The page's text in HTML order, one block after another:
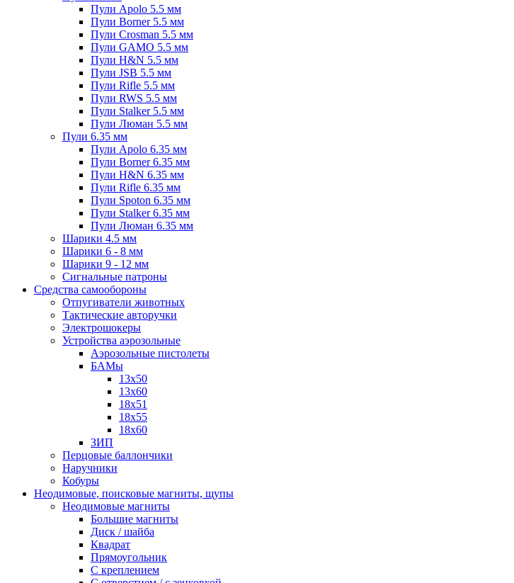
Пули Apolo 5.5 мм
Пули Borner 5.5 мм
Пули Crosman 5.5 мм
Пули GAMO 5.5 мм
Пули H&N 5.5 мм
Пули JSB 5.5 мм
Пули Rifle 5.5 мм
Пули RWS 5.5 мм
Пули Stalker 5.5 мм
Пули Люман 5.5 мм
Пули 6.35 мм
Пули Apolo 6.35 мм
Пули Borner 6.35 мм
Пули H&N 6.35 мм
Пули Rifle 6.35 мм
Пули Spoton 6.35 мм
Пули Stalker 6.35 мм
Пули Люман 6.35 мм
Шарики 4.5 мм
Шарики 6 - 8 мм
Шарики 9 - 12 мм
Сигнальные патроны
Средства самообороны
Отпугиватели животных
Тактические авторучки
Электрошокеры
Устройства аэрозольные
Аэрозольные пистолеты
БАМы
13х50
13х60
18х51
18х55
18х60
ЗИП
Перцовые баллончики
Наручники
Кобуры
Неодимовые, поисковые магниты, щупы
Неодимовые магниты
Большие магниты
Диск / шайба
Квадрат
Прямоугольник
С креплением